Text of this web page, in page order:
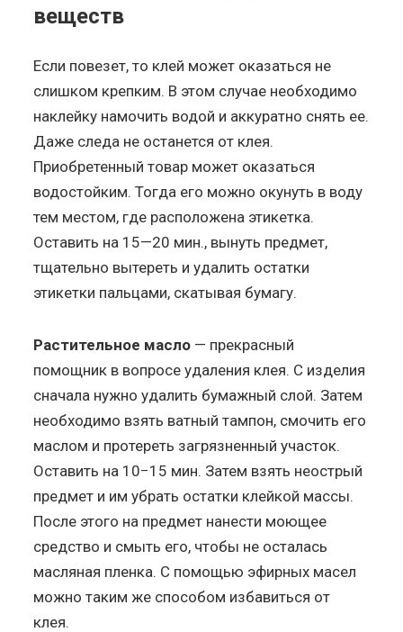
веществ
Если повезет, то клей может оказаться не
слишком крепким. В этом случае необходимо
наклейку намочить водой и аккуратно снять ее.
Даже следа не останется от клея.
Приобретенный товар может оказаться
водостойким. Тогда его можно окунуть в воду
тем местом, где расположена этикетка.
Оставить на 15—20 мин., вынуть предмет,
тщательно вытереть и удалить остатки
этикетки пальцами, скатывая бумагу.
Растительное масло — прекрасный
помощник в вопросе удаления клея. С изделия
сначала нужно удалить бумажный слой. Затем
необходимо взять ватный тампон, смочить его
маслом и протереть загрязненный участок.
Оставить на 10−15 мин. Затем взять неострый
предмет и им убрать остатки клейкой массы.
После этого на предмет нанести моющее
средство и смыть его, чтобы не осталась
масляная пленка. С помощью эфирных масел
можно таким же способом избавиться от
клея.